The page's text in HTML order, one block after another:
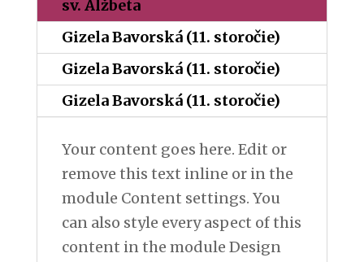
sv. Alžbeta
Gizela Bavorská (11. storočie)
Gizela Bavorská (11. storočie)
Gizela Bavorská (11. storočie)
Your content goes here. Edit or
remove this text inline or in the
module Content settings. You
can also style every aspect of this
content in the module Design